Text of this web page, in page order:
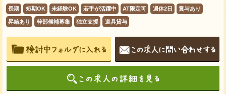
長期 短期OK 未経験OK 若手が活躍中 AT限定可 週休2日 賞与あり
昇給あり 幹部候補募集 独立支援 道具貸与